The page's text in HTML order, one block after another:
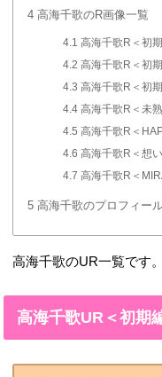
4 高海千歌のR画像一覧
4.1 高海千歌R＜初
4.2 高海千歌R＜初
4.3 高海千歌R＜初
4.4高海千歌R＜未
4.5 高海千歌R＜
4.6 高海千歌R＜想
4.7 高海千歌R＜
5 高海千歌のプロフィー
高海千歌のUR一覧です。
高海千歌UR＜初期